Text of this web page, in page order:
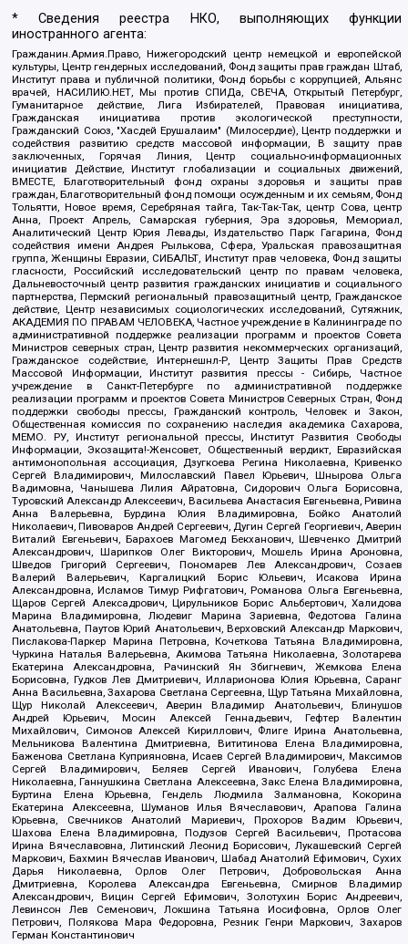
* Сведения реестра НКО, выполняющих функции
иностранного агента:
Гражданин.Армия.Право, Нижегородский центр немецкой и европейской
культуры, Центр гендерных исследований, Фонд защиты прав граждан Штаб,
Институт права и публичной политики, Фонд борьбы с коррупцией, Альянс
врачей, НАСИЛИЮ.НЕТ, Мы против СПИДа, СВЕЧА, Открытый Петербург,
Гуманитарное действие, Лига Избирателей, Правовая инициатива,
Гражданская инициатива против экологической преступности,
Гражданский Союз, "Хасдей Ерушалаим" (Милосердие), Центр поддержки и
содействия развитию средств массовой информации, В защиту прав
заключенных, Горячая Линия, Центр социально-информационных
инициатив Действие, Институт глобализации и социальных движений,
ВМЕСТЕ, Благотворительный фонд охраны здоровья и защиты прав
граждан, Благотворительный фонд помощи осужденным и их семьям, Фонд
Тольятти, Новое время, Серебряная тайга, Так-Так-Так, центр Сова, центр
Анна, Проект Апрель, Самарская губерния, Эра здоровья, Мемориал,
Аналитический Центр Юрия Левады, Издательство Парк Гагарина, Фонд
содействия имени Андрея Рылькова, Сфера, Уральская правозащитная
группа, Женщины Евразии, СИБАЛЬТ, Институт прав человека, Фонд защиты
гласности, Российский исследовательский центр по правам человека,
Дальневосточный центр развития гражданских инициатив и социального
партнерства, Пермский региональный правозащитный центр, Гражданское
действие, Центр независимых социологических исследований, Сутяжник,
АКАДЕМИЯ ПО ПРАВАМ ЧЕЛОВЕКА, Частное учреждение в Калининграде по
административной поддержке реализации программ и проектов Совета
Министров северных стран, Центр развития некоммерческих организаций,
Гражданское содействие, Интернешнл-Р, Центр Защиты Прав Средств
Массовой Информации, Институт развития прессы - Сибирь, Частное
учреждение в Санкт-Петербурге по административной поддержке
реализации программ и проектов Совета Министров Северных Стран, Фонд
поддержки свободы прессы, Гражданский контроль, Человек и Закон,
Общественная комиссия по сохранению наследия академика Сахарова,
МЕМО. РУ, Институт региональной прессы, Институт Развития Свободы
Информации, Экозащита!-Женсовет, Общественный вердикт, Евразийская
антимонопольная ассоциация, Дзугкоева Регина Николаевна, Кривенко
Сергей Владимирович, Милославский Павел Юрьевич, Шнырова Ольга
Вадимовна, Чанышева Лилия Айратовна, Сидорович Ольга Борисовна,
Туровский Александр Алексеевич, Васильева Анастасия Евгеньевна, Ривина
Анна Валерьевна, Бурдина Юлия Владимировна, Бойко Анатолий
Николаевич, Пивоваров Андрей Сергеевич, Дугин Сергей Георгиевич, Аверин
Виталий Евгеньевич, Барахоев Магомед Бекханович, Шевченко Дмитрий
Александрович, Шарипков Олег Викторович, Мошель Ирина Ароновна,
Шведов Григорий Сергеевич, Пономарев Лев Александрович, Созаев
Валерий Валерьевич, Каргалицкий Борис Юльевич, Исакова Ирина
Александровна, Исламов Тимур Рифгатович, Романова Ольга Евгеньевна,
Щаров Сергей Алексадрович, Цирульников Борис Альбертович, Халидова
Марина Владимировна, Людевиг Марина Зариевна, Федотова Галина
Анатольевна, Паутов Юрий Анатольевич, Верховский Александр Маркович,
Пислакова-Паркер Марина Петровна, Кочеткова Татьяна Владимировна,
Чуркина Наталья Валерьевна, Акимова Татьяна Николаевна, Золотарева
Екатерина Александровна, Рачинский Ян Збигневич, Жемкова Елена
Борисовна, Гудков Лев Дмитриевич, Илларионова Юлия Юрьевна, Саранг
Анна Васильевна, Захарова Светлана Сергеевна, Щур Татьяна Михайловна,
Щур Николай Алексеевич, Аверин Владимир Анатольевич, Блинушов
Андрей Юрьевич, Мосин Алексей Геннадьевич, Гефтер Валентин
Михайлович, Симонов Алексей Кириллович, Флиге Ирина Анатольевна,
Мельникова Валентина Дмитриевна, Вититинова Елена Владимировна,
Баженова Светлана Куприяновна, Исаев Сергей Владимирович, Максимов
Сергей Владимирович, Беляев Сергей Иванович, Голубева Елена
Николаевна, Ганнушкина Светлана Алексеевна, Закс Елена Владимировна,
Буртина Елена Юрьевна, Гендель Людмила Залмановна, Кокорина
Екатерина Алексеевна, Шуманов Илья Вячеславович, Арапова Галина
Юрьевна, Свечников Анатолий Мариевич, Прохоров Вадим Юрьевич,
Шахова Елена Владимировна, Подузов Сергей Васильевич, Протасова
Ирина Вячеславовна, Литинский Леонид Борисович, Лукашевский Сергей
Маркович, Бахмин Вячеслав Иванович, Шабад Анатолий Ефимович, Сухих
Дарья Николаевна, Орлов Олег Петрович, Добровольская Анна
Дмитриевна, Королева Александра Евгеньевна, Смирнов Владимир
Александрович, Вицин Сергей Ефимович, Золотухин Борис Андреевич,
Левинсон Лев Семенович, Локшина Татьяна Иосифовна, Орлов Олег
Петрович, Полякова Мара Федоровна, Резник Генри Маркович, Захаров
Герман Константинович